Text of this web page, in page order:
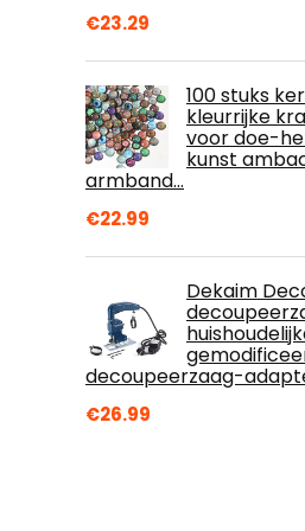
€23.29
100 stuks
kleurrijke
voor doe-
kunst
armband…
€22.99
Dekaim
decoupeerzaag-
€26.99